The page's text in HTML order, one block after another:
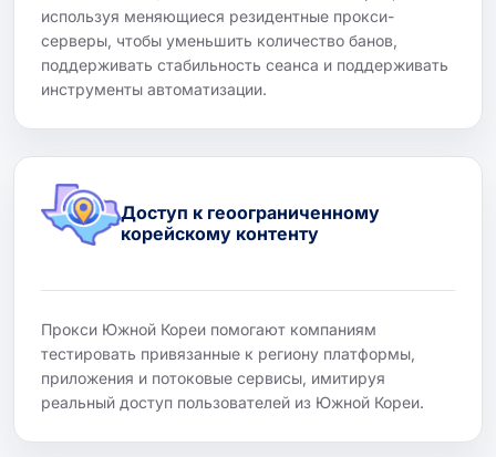
используя меняющиеся резидентные прокси-
серверы, чтобы уменьшить количество банов,
поддерживать стабильность сеанса и поддерживать
инструменты автоматизации.
Доступ к геоограниченному
корейскому контенту
Прокси Южной Кореи помогают компаниям
тестировать привязанные к региону платформы,
приложения и потоковые сервисы, имитируя
реальный доступ пользователей из Южной Кореи.